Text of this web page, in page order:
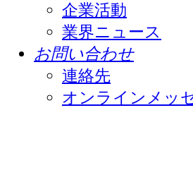
企業活動
業界ニュース
お問い合わせ
連絡先
オンラインメッ